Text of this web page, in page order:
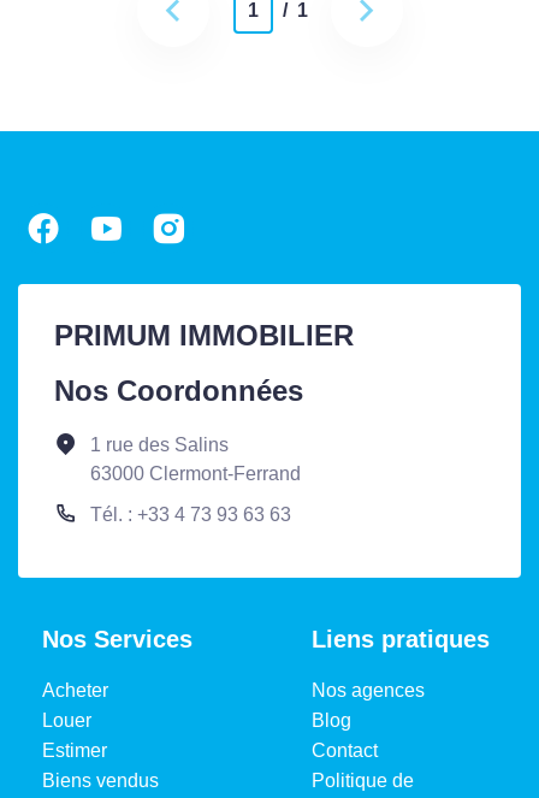
1 / 1
PRIMUM IMMOBILIER
Nos Coordonnées
1 rue des Salins
63000 Clermont-Ferrand
Tél. : +33 4 73 93 63 63
Nos Services
Acheter
Louer
Estimer
Biens vendus
Liens pratiques
Nos agences
Blog
Contact
Politique de